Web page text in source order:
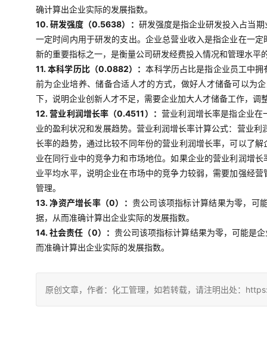
确计算出企业实际的发展指数。
10. 研发强度（0.5638）： 研发强度是指企业研发投入占当
一定时间内用于研发的支出。企业总营业收入是指企业在一
新的重要指标之一，是衡量公司研发经费投入情况和管理水
11. 本科学历比（0.0882）：本科学历占比是指企业员工中
前为企业培养、储备合适人才的方式，做好人才储备可以为
下，说明企业创新人才不足，需要企业加大人才储备工作，调
12. 营业利润增长率（0.4511）： 营业利润增长率是指企业在
业的盈利状况和发展趋势。营业利润增长率计算公式：营业
长率的趋势，通过比较不同年份的营业利润增长率，可以了
业在同行业中的竞争力和市场地位。如果企业的营业利润增
业平均水平，说明企业在市场中的竞争力较弱，需要加强经
管理。
13. 净资产增长率（0）： 贵公司该项指标计算结果为零，可
据，从而准确计算出企业实际的发展指数。
14. 社会责任（0）： 贵公司该项指标计算结果为零，可能是
而准确计算出企业实际的发展指数。
原创文章，作者：化工管理，如若转载，请注明出处：